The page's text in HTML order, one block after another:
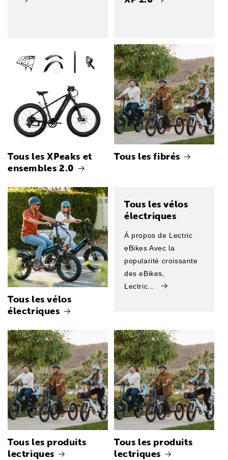
Tous les XPeaks et
ensembles 2.0
Tous les fibrés
Tous les vélos
électriques
Tous les vélos
électriques
À propos de Lectric
eBikes Avec la
popularité croissante
des eBikes,
Lectric...
Tous les produits
lectriques
Tous les produits
lectriques